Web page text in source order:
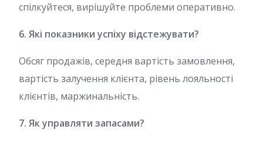
спілкуйтеся, вирішуйте проблеми оперативно.
6. Які показники успіху відстежувати?
Обсяг продажів, середня вартість замовлення,
вартість залучення клієнта, рівень лояльності
клієнтів, маржинальність.
7. Як управляти запасами?